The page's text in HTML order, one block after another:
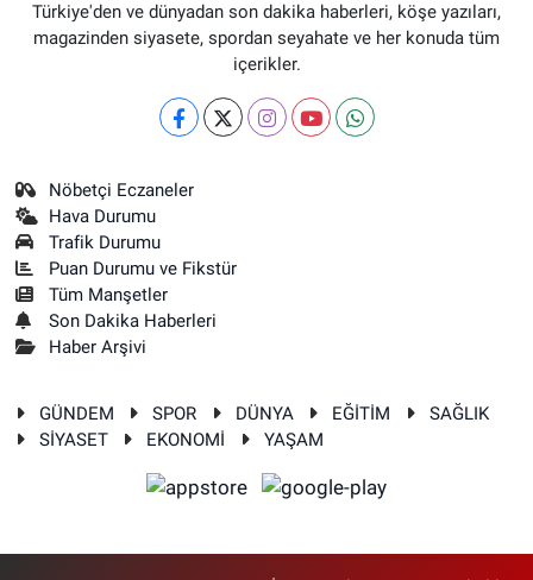
Türkiye'den ve dünyadan son dakika haberleri, köşe yazıları,
magazinden siyasete, spordan seyahate ve her konuda tüm
içerikler.
Nöbetçi Eczaneler
Hava Durumu
Trafik Durumu
Puan Durumu ve Fikstür
Tüm Manşetler
Son Dakika Haberleri
Haber Arşivi
GÜNDEM SPOR DÜNYA EĞİTİM
SAĞLIK
SİYASET
EKONOMİ YAŞAM